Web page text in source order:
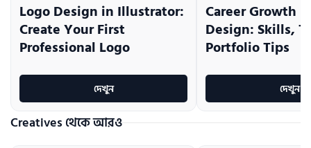
Logo Design in Illustrator:
Create Your First
Professional Logo
দেখুন
Career Growth
Design: Skills,
Portfolio Tips
দেখুন
Creatives থেকে আরও